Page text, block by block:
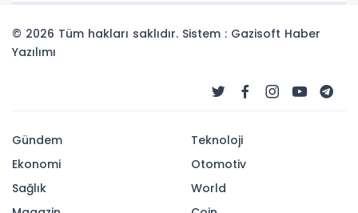
© 2026 Tüm hakları saklıdır. Sistem : Gazisoft Haber
Yazılımı
Gündem
Ekonomi
Sağlık
Teknoloji
Otomotiv
World